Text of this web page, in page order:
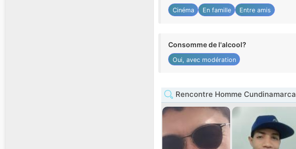
Cinéma En famille Entre amis
Consomme de l'alcool?
Oui, avec modération
Rencontre Homme Cundinamarca